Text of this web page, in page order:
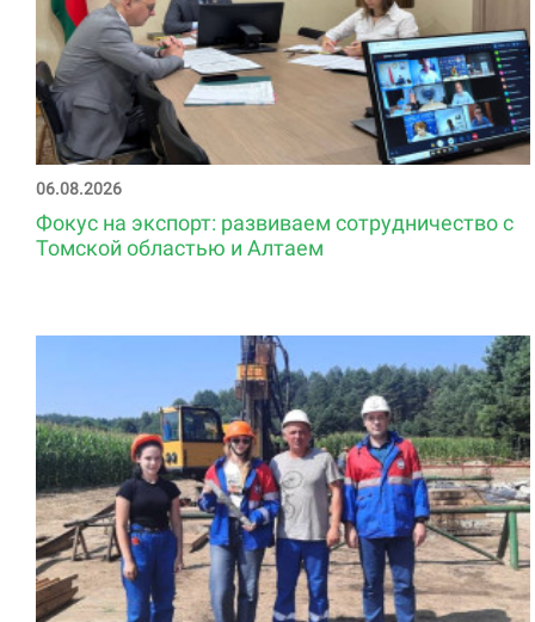
06.08.2026
Фокус на экспорт: развиваем сотрудничество с
Томской областью и Алтаем